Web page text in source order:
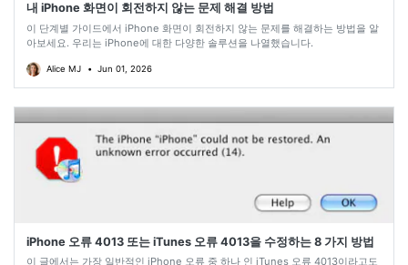
내 iPhone 화면이 회전하지 않는 문제 해결 방법
이 단계별 가이드에서 iPhone 화면이 회전하지 않는 문제를 해결하는 방법을 알
아보세요. 우리는 iPhone에 대한 다양한 솔루션을 나열했습니다.
Alice MJ • Jun 01, 2026
iPhone 오류 4013 또는 iTunes 오류 4013을 수정하는 8 가지 방법
이 글에서는 가장 일반적인 iPhone 오류 중 하나 인 iTunes 오류 4013이라고도